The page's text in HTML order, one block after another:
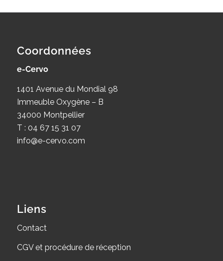
Coordonnées
e-Cervo
1401 Avenue du Mondial 98
Immeuble Oxygène – B
34000 Montpellier
T : 04 67 15 31 07
info@e-cervo.com
Liens
Contact
CGV et procédure de réception